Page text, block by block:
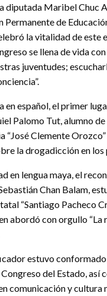
diputada Maribel Chuc
Permanente de
la vitalidad de este
se llena de vida
juventudes;
en español, el primer
Palomo Tut, alumno de
“José Clemente
la drogadicción en los
en lengua maya, el
Chan Balam,
“Santiago Pacheco
abordó con orgullo “La
estuvo
del Estado, así
comunicación y cultura